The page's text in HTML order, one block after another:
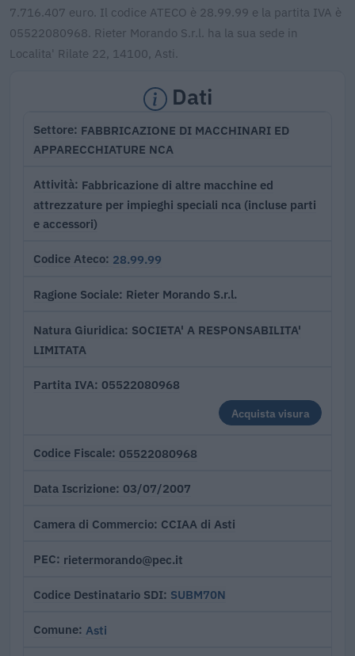
7.716.407 euro. Il codice ATECO è 28.99.99 e la partita IVA è
05522080968. Rieter Morando S.r.l. ha la sua sede in
Localita' Rilate 22, 14100, Asti.
Dati
Settore FABBRICAZIONE DI MACCHINARI ED
APPARECCHIATURE NCA
Attività Fabbricazione di altre macchine ed
attrezzature per impieghi speciali nca (incluse parti
e accessori)
Codice Ateco 28.99.99
Ragione Sociale Rieter Morando S.r.l.
Natura Giuridica SOCIETA' A RESPONSABILITA'
LIMITATA
Partita IVA 05522080968
Acquista visura
Codice Fiscale 05522080968
Data Iscrizione 03/07/2007
Camera di Commercio CCIAA di Asti
PEC rietermorando@pec.it
Codice Destinatario SDI SUBM70N
Comune Asti